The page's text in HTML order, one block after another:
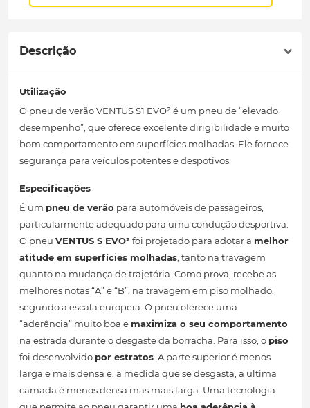
Descrição
Utilização
O pneu de verão VENTUS S1 EVO² é um pneu de “elevado
desempenho”, que oferece excelente dirigibilidade e muito
bom comportamento em superfícies molhadas. Ele fornece
segurança para veículos potentes e despotivos.
Especificações
É um pneu de verão para automóveis de passageiros,
particularmente adequado para uma condução desportiva.
O pneu VENTUS S EVO² foi projetado para adotar a melhor
atitude em superfícies molhadas, tanto na travagem
quanto na mudança de trajetória. Como prova, recebe as
melhores notas “A” e “B”, na travagem em piso molhado,
segundo a escala europeia. O pneu oferece uma
“aderência” muito boa e maximiza o seu comportamento
na estrada durante o desgaste da borracha. Para isso, o piso
foi desenvolvido por estratos. A parte superior é menos
larga e mais densa e, à medida que se desgasta, a última
camada é menos densa mas mais larga. Uma tecnologia